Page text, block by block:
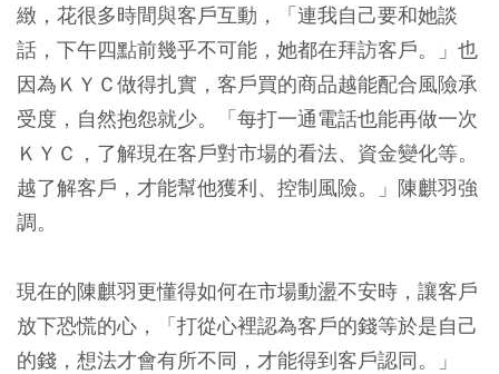
緻，花很多時間與客戶互動，「連我自己要和她談
話，下午四點前幾乎不可能，她都在拜訪客戶。」也
因為ＫＹＣ做得扎實，客戶買的商品越能配合風險承
受度，自然抱怨就少。「每打一通電話也能再做一次
ＫＹＣ，了解現在客戶對市場的看法、資金變化等。
越了解客戶，才能幫他獲利、控制風險。」陳麒羽強
調。
現在的陳麒羽更懂得如何在市場動盪不安時，讓客戶
放下恐慌的心，「打從心裡認為客戶的錢等於是自己
的錢，想法才會有所不同，才能得到客戶認同。」